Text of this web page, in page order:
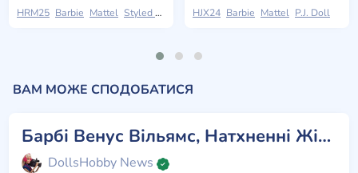
HRM25 Barbie Mattel Styled by Design
HJX24 Barbie Mattel P.J. Doll
ВАМ МОЖЕ СПОДОБАТИСЯ
Барбі Венус Вільямс, Натхненні Жінки
DollsHobby News